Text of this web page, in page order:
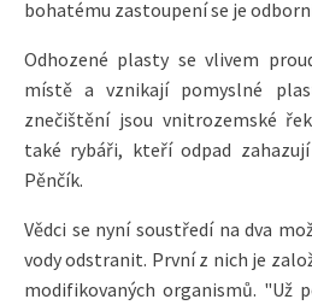
bohatému zastoupení se je
Odhozené plasty se vlivem
místě a vznikají pomyslné
znečištění jsou vnitrozemské
také rybáři, kteří odpad
Pěnčík.
Vědci se nyní soustředí na dva
vody odstranit. První z nich je
modifikovaných organismů. "Už